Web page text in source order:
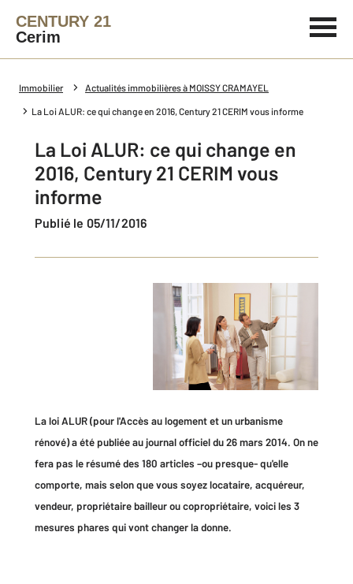
CENTURY 21
Cerim
Immobilier Actualités immobilières à MOISSY CRAMAYEL
La Loi ALUR: ce qui change en 2016, Century 21 CERIM vous informe
La Loi ALUR: ce qui change en
2016, Century 21 CERIM vous
informe
Publié le 05/11/2016
La loi ALUR (pour l'Accès au logement et un urbanisme
rénové) a été publiée au journal officiel du 26 mars 2014. On ne
fera pas le résumé des 180 articles –ou presque- qu'elle
comporte, mais selon que vous soyez locataire, acquéreur,
vendeur, propriétaire bailleur ou copropriétaire, voici les 3
mesures phares qui vont changer la donne.